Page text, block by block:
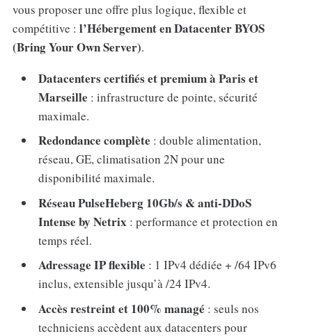
vous proposer une offre plus logique, flexible et
compétitive : l’Hébergement en Datacenter BYOS
(Bring Your Own Server).
Datacenters certifiés et premium à Paris et
Marseille : infrastructure de pointe, sécurité
maximale.
Redondance complète : double alimentation,
réseau, GE, climatisation 2N pour une
disponibilité maximale.
Réseau PulseHeberg 10Gb/s & anti-DDoS
Intense by Netrix : performance et protection en
temps réel.
Adressage IP flexible : 1 IPv4 dédiée + /64 IPv6
inclus, extensible jusqu’à /24 IPv4.
Accès restreint et 100% managé : seuls nos
techniciens accèdent aux datacenters pour